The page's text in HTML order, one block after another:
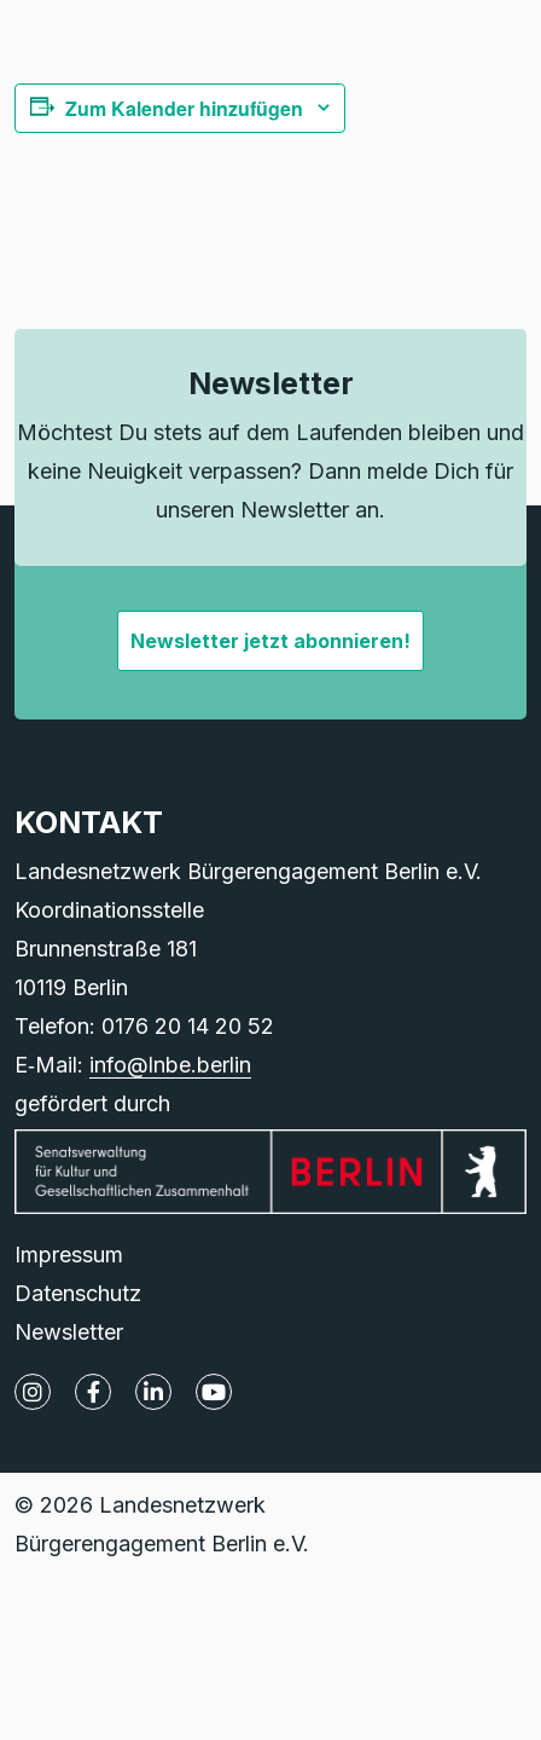
Zum Kalender hinzufügen
Newsletter
Möchtest Du stets auf dem Laufenden bleiben und
keine Neuigkeit verpassen? Dann melde Dich für
unseren Newsletter an.
Newsletter jetzt abonnieren!
KONTAKT
Landesnetzwerk Bürgerengagement Berlin e.V.
Koordinationsstelle
Brunnenstraße 181
10119 Berlin
Telefon: 0176 20 14 20 52
E‑Mail: info@lnbe.berlin
gefördert durch
Impressum
Newsletter
Datenschutz
© 2026 Landesnetzwerk
Bürgerengagement Berlin e.V.